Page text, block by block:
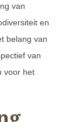
van
en
belang van
van
voor het